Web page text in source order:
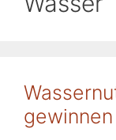
gewinnen